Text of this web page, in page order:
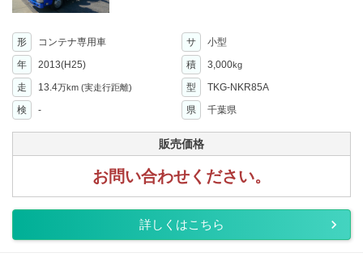
形 コンテナ専用車 サ
小型
年
2013(H25) 積 3,000kg
走 13.4万km (実走行距離) 型
TKG-NKR85A
検
- 県 千葉県
販売価格
お問い合わせください。
詳しくはこちら